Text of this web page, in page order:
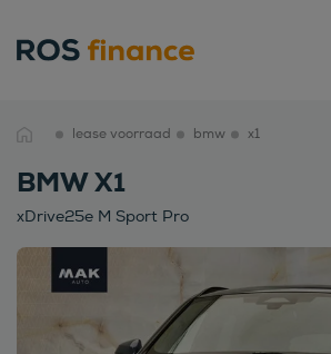
lease voorraad bmw x1
BMW X1
xDrive25e M Sport Pro